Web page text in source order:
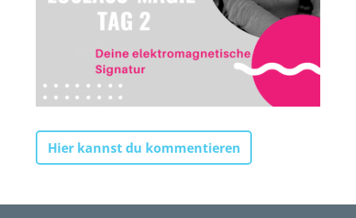
Hier kannst du kommentieren